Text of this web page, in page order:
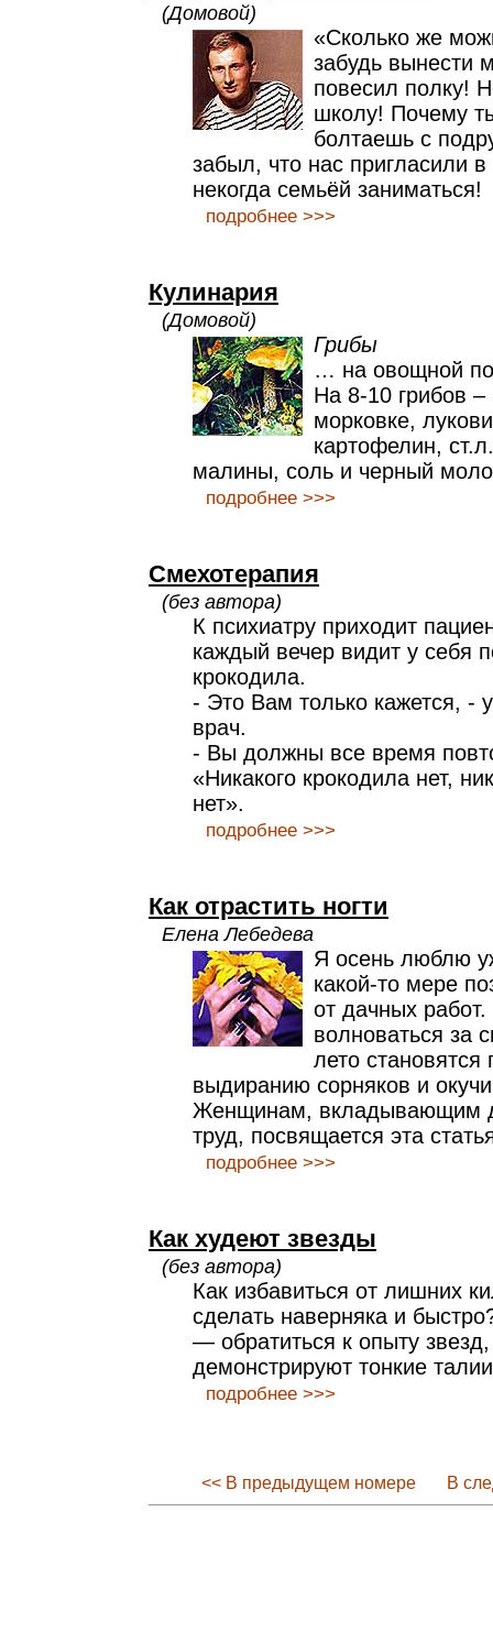
(Домовой)
«Сколько же
забудь вынести
повесил полку!
школу! Почему
болтаешь с
забыл, что нас пригласили в
некогда семьёй заниматься!
подробнее >>>
Кулинария
(Домовой)
Грибы
… на овощной
На 8-10 грибов
морковке,
картофелин,
малины, соль и черный
подробнее >>>
Смехотерапия
(без автора)
К психиатру приходит
каждый вечер видит у себя
крокодила.
- Это Вам только кажется, -
врач.
- Вы должны все время
«Никакого крокодила нет,
нет».
подробнее >>>
Как отрастить ногти
Елена Лебедева
Я осень люблю
какой-то мере
от дачных
волноваться за
лето
выдиранию сорняков и
Женщинам, вкладывающим
труд, посвящается эта
подробнее >>>
Как худеют звезды
(без автора)
Как избавиться от лишних
сделать наверняка и
— обратиться к опыту
демонстрируют тонкие
подробнее >>>
<< В предыдущем номере В